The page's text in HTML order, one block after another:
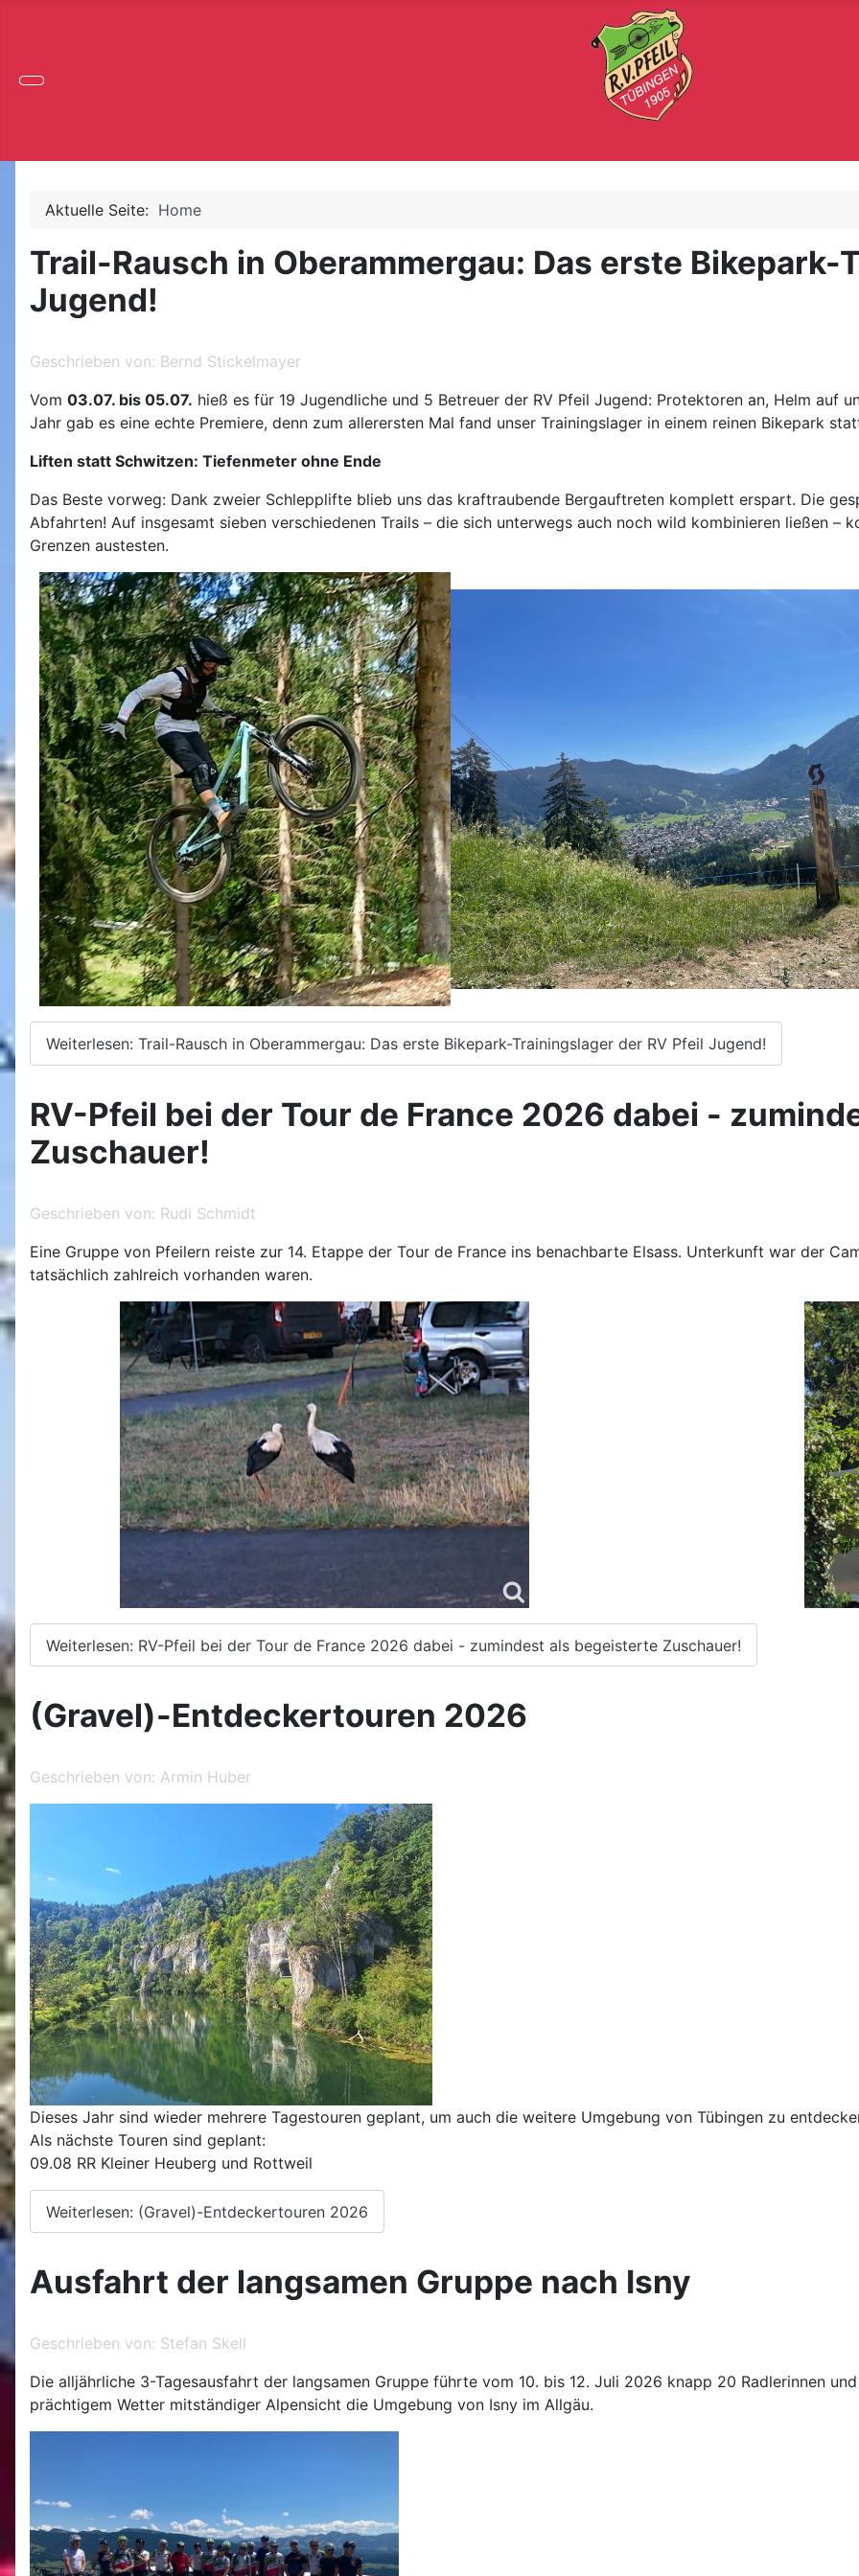
Aktuelle Seite: Home
Trail-Rausch in Oberammergau: Das erste Bikepark-
Jugend!
Geschrieben von: Bernd Stickelmayer
Vom 03.07. bis 05.07. hieß es für 19 Jugendliche und 5 Betreuer der RV Pfeil Jugend: Protektoren an, Helm auf
Jahr gab es eine echte Premiere, denn zum allerersten Mal fand unser Trainingslager in einem reinen Bikepark
Liften statt Schwitzen: Tiefenmeter ohne Ende
Das Beste vorweg: Dank zweier Schlepplifte blieb uns das kraftraubende Bergauftreten komplett erspart. Die
Abfahrten! Auf insgesamt sieben verschiedenen Trails – die sich unterwegs auch noch wild kombinieren ließen –
Grenzen austesten.
Weiterlesen: Trail-Rausch in Oberammergau: Das erste Bikepark-Trainingslager der RV Pfeil Jugend!
RV-Pfeil bei der Tour de France 2026 dabei -
Zuschauer!
Geschrieben von: Rudi Schmidt
Eine Gruppe von Pfeilern reiste zur 14. Etappe der Tour de France ins benachbarte Elsass. Unterkunft war der
tatsächlich zahlreich vorhanden waren.
Weiterlesen: RV-Pfeil bei der Tour de France 2026 dabei - zumindest als begeisterte Zuschauer!
(Gravel)-Entdeckertouren 2026
Geschrieben von: Armin Huber
Dieses Jahr sind wieder mehrere Tagestouren geplant, um auch die weitere Umgebung von Tübingen zu
Als nächste Touren sind geplant:
09.08 RR Kleiner Heuberg und Rottweil
Weiterlesen: (Gravel)-Entdeckertouren 2026
Ausfahrt der langsamen Gruppe nach Isny
Geschrieben von: Stefan Skell
Die alljährliche 3-Tagesausfahrt der langsamen Gruppe führte vom 10. bis 12. Juli 2026 knapp 20 Radlerinnen
prächtigem Wetter mitständiger Alpensicht die Umgebung von Isny im Allgäu.